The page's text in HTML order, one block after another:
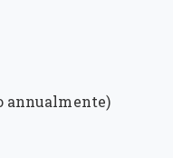
annualmente)